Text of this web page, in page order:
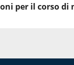
per il corso